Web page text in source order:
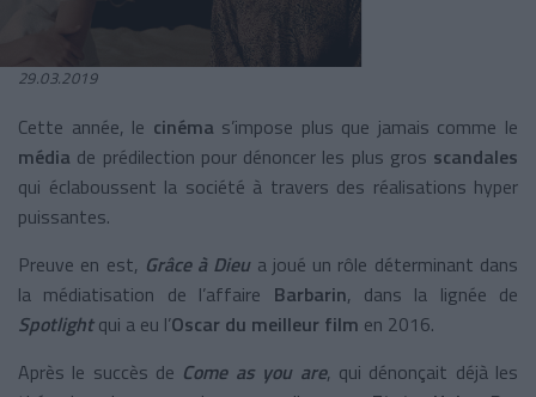
29.03.2019
Cette année, le cinéma s’impose plus que jamais comme le
média de prédilection pour dénoncer les plus gros scandales
qui éclaboussent la société à travers des réalisations hyper
puissantes.
Preuve en est, Grâce à Dieua joué un rôle déterminant dans
la médiatisation de l’affaire Barbarin, dans la lignée de
Spotlight qui a eu l’Oscar du meilleur film en 2016.
Après le succès de Come as you are, qui dénonçait déjà les